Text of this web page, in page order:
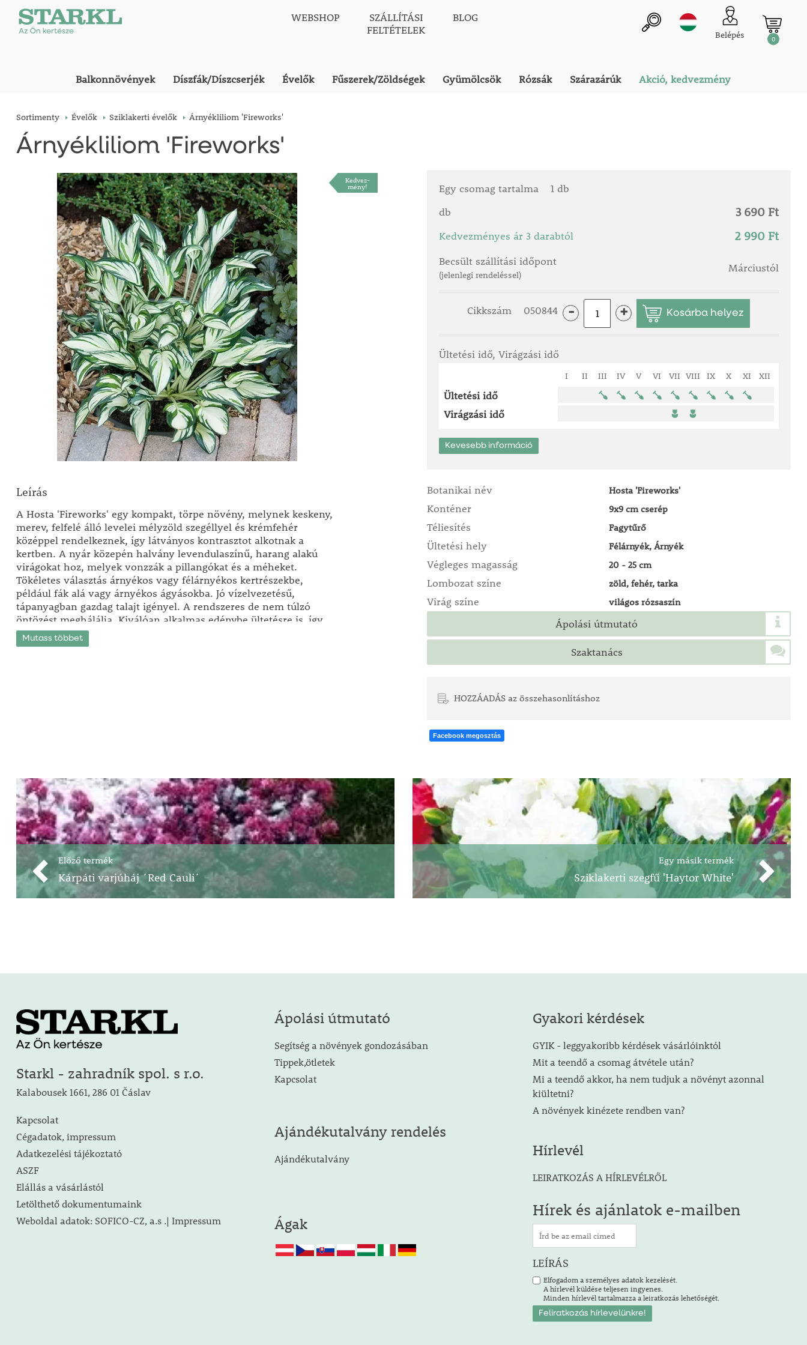
WEBSHOP
SZÁLLÍTÁSI
FELTÉTELEK
BLOG
Belépés 0
Balkonnövények Díszfák/Díszcserjék Évelők Fűszerek/Zöldségek Gyümölcsök Rózsák Szárazárúk Akció, kedvezmény
Sortimenty Évelők Sziklakerti évelők Árnyékliliom 'Fireworks'
Árnyékliliom 'Fireworks'
Kedvez-
mény!
Leírás
A Hosta 'Fireworks' egy kompakt, törpe növény, melynek keskeny,
merev, felfelé álló levelei mélyzöld szegéllyel és krémfehér
középpel rendelkeznek, így látványos kontrasztot alkotnak a
kertben. A nyár közepén halvány levendulaszínű, harang alakú
virágokat hoz, melyek vonzzák a pillangókat és a méheket.
Tökéletes választás árnyékos vagy félárnyékos kertrészekbe,
például fák alá vagy árnyékos ágyásokba. Jó vízelvezetésű,
tápanyagban gazdag talajt igényel. A rendszeres de nem túlzó
öntözést meghálálja. Kiválóan alkalmas edénybe ültetésre is, így
teraszokon vagy erkélyeken is szépen díszít. A növény szép
kiegészítője lehet más árnyéktűrő növényeknek, mint például a
Mutass többet
Egy csomag tartalma
1 db
db
3 690 Ft
Kedvezményes ár 3 darabtól 2 990 Ft
Becsült szállítási időpont
(jelenlegi rendeléssel)
Márciustól
Cikkszám 050844 - +
Ültetési idő, Virágzási idő
I II III IV V VI VII VIII IX X XI XII
Ültetési idő
Virágzási idő
Kevesebb információ
Botanikai név Hosta 'Fireworks'
Konténer 9x9 cm cserép
Téliesítés Fagytűrő
Ültetési hely Félárnyék, Árnyék
Végleges magasság 20 - 25 cm
Lombozat színe zöld, fehér, tarka
Virág színe világos rózsaszín
Ápolási útmutató
Szaktanács
HOZZÁADÁS az összehasonlításhoz
Facebook megosztás
Előző termék
Kárpáti varjúháj ´Red Cauli´
Egy másik termék
Sziklakerti szegfű 'Haytor White'
Starkl - zahradník spol. s r.o.
Kalabousek 1661, 286 01 Čáslav
Kapcsolat
Cégadatok, impressum
Adatkezelési tájékoztató
ASZF
Elállás a vásárlástól
Letölthető dokumentumaink
Weboldal adatok: SOFICO-CZ, a.s .| Impressum
Ápolási útmutató
Segítség a növények gondozásában
Tippek,ötletek
Kapcsolat
Ajándékutalvány rendelés
Ajándékutalvány
Ágak
Gyakori kérdések
GYIK - leggyakoribb kérdések vásárlóinktól
Mit a teendő a csomag átvétele után?
Mi a teendő akkor, ha nem tudjuk a növényt azonnal
kiültetni?
A növények kinézete rendben van?
Hírlevél
LEIRATKOZÁS A HÍRLEVÉLRŐL
Hírek és ajánlatok e-mailben
LEÍRÁS
Elfogadom a személyes adatok kezelését.
A hírlevél küldése teljesen ingyenes.
Minden hírlevél tartalmazza a leiratkozás lehetőségét.